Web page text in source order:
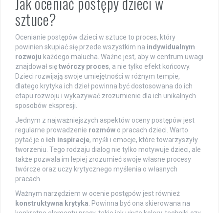
sztuce?
Ocenianie postępów dzieci w sztuce to proces, który
powinien skupiać się przede wszystkim na indywidualnym
rozwoju każdego malucha. Ważne jest, aby w centrum uwagi
znajdował siętwórczy proces, a nie tylko efekt końcowy.
Dzieci rozwijają swoje umiejętności w różnym tempie,
dlatego krytyka ich dzieł powinna być dostosowana do ich
etapu rozwoju i wykazywać zrozumienie dla ich unikalnych
sposobów ekspresji.
Jednym z najważniejszych aspektów oceny postępów jest
regularne prowadzenie rozmów o pracach dzieci. Warto
pytać je o ich inspiracje, myśli i emocje, które towarzyszyły
tworzeniu. Tego rodzaju dialog nie tylko motywuje dzieci, ale
także pozwala im lepiej zrozumieć swoje własne procesy
twórcze oraz uczy krytycznego myślenia o własnych
pracach.
Ważnym narzędziem w ocenie postępów jest również
konstruktywna krytyka. Powinna być ona skierowana na